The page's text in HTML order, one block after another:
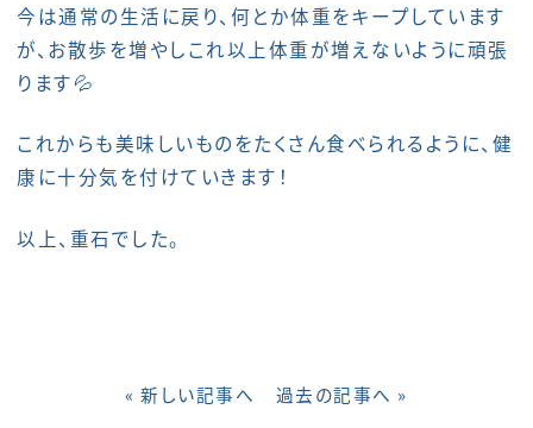
今は通常の生活に戻り、何とか体重をキープしています
が、お散歩を増やしこれ以上体重が増えないように頑張
ります💦
これからも美味しいものをたくさん食べられるように、健
康に十分気を付けていきます！
以上、重石でした。
« 新しい記事へ 過去の記事へ »